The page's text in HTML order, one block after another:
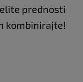
prednosti
kombinirajte!